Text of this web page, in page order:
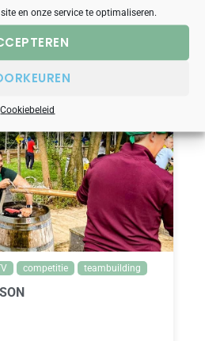
en onze service te optimaliseren.
Cookiebeleid
p.p.
competitie teambuilding